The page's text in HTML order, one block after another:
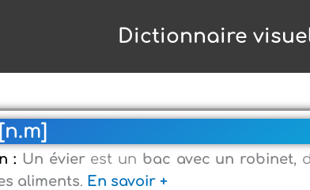
Dictionnaire
: Un évierest un bac avec un robinet,
aliments. En savoir +